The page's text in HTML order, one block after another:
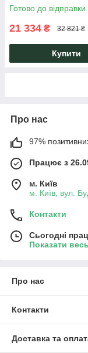
Готово до відправки
21 334 ₴ 32 821 ₴
Купити
Про нас
97%
Працює з
м. Київ
м. Київ, вул.
Контакти
Сьогодні
Показати
Про нас
Контакти
Доставка та